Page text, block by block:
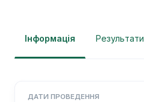
Інформація Результати
ДАТИ ПРОВЕДЕННЯ